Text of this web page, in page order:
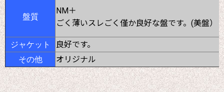
盤質
NM＋
ごく薄いスレごく僅か良好な盤です。(美盤）
ジャケット 良好です。
その他 オリジナル